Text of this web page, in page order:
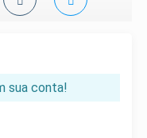
sua conta!